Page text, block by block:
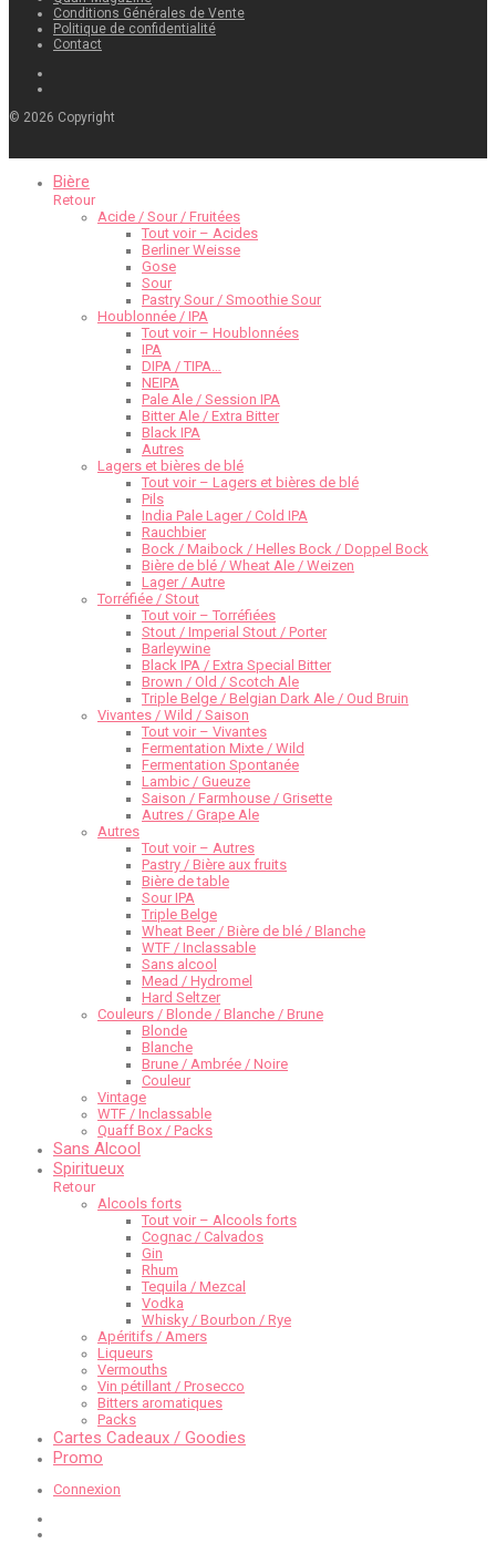
Conditions Générales de Vente
Politique de confidentialité
Contact
© 2026 Copyright
Bière
Retour
Acide / Sour / Fruitées
Tout voir – Acides
Berliner Weisse
Gose
Sour
Pastry Sour / Smoothie Sour
Houblonnée / IPA
Tout voir – Houblonnées
IPA
DIPA / TIPA…
NEIPA
Pale Ale / Session IPA
Bitter Ale / Extra Bitter
Black IPA
Autres
Lagers et bières de blé
Tout voir – Lagers et bières de blé
Pils
India Pale Lager / Cold IPA
Rauchbier
Bock / Maibock / Helles Bock / Doppel Bock
Bière de blé / Wheat Ale / Weizen
Lager / Autre
Torréfiée / Stout
Tout voir – Torréfiées
Stout / Imperial Stout / Porter
Barleywine
Black IPA / Extra Special Bitter
Brown / Old / Scotch Ale
Triple Belge / Belgian Dark Ale / Oud Bruin
Vivantes / Wild / Saison
Tout voir – Vivantes
Fermentation Mixte / Wild
Fermentation Spontanée
Lambic / Gueuze
Saison / Farmhouse / Grisette
Autres / Grape Ale
Autres
Tout voir – Autres
Pastry / Bière aux fruits
Bière de table
Sour IPA
Triple Belge
Wheat Beer / Bière de blé / Blanche
WTF / Inclassable
Sans alcool
Mead / Hydromel
Hard Seltzer
Couleurs / Blonde / Blanche / Brune
Blonde
Blanche
Brune / Ambrée / Noire
Couleur
Vintage
WTF / Inclassable
Quaff Box / Packs
Sans Alcool
Spiritueux
Retour
Alcools forts
Tout voir – Alcools forts
Cognac / Calvados
Gin
Rhum
Tequila / Mezcal
Vodka
Whisky / Bourbon / Rye
Apéritifs / Amers
Liqueurs
Vermouths
Vin pétillant / Prosecco
Bitters aromatiques
Packs
Cartes Cadeaux / Goodies
Promo
Connexion